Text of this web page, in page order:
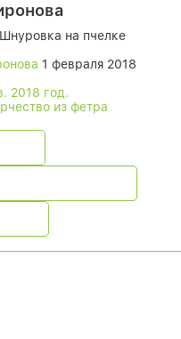
на пчелке
1 февраля 2018
2018 год.
из фетра